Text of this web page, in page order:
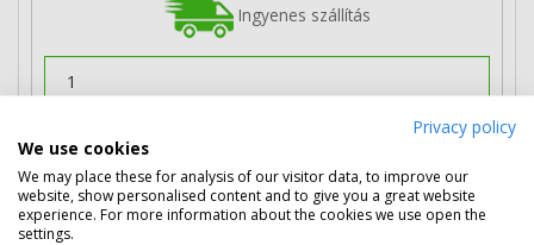
Ingyenes szállítás
Privacy policy
We use cookies
We may place these for analysis of our visitor data, to improve our
website, show personalised content and to give you a great website
experience. For more information about the cookies we use open the
settings.